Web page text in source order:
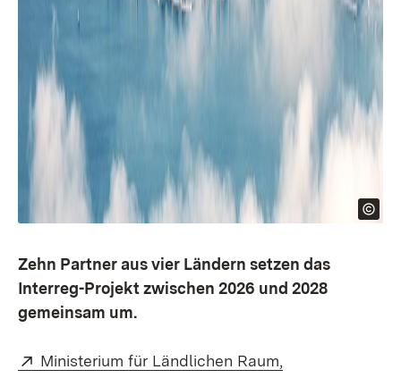
Zehn Partner aus vier Ländern setzen das
Interreg-Projekt zwischen 2026 und 2028
gemeinsam um.
Extern:
Ministerium für Ländlichen Raum,